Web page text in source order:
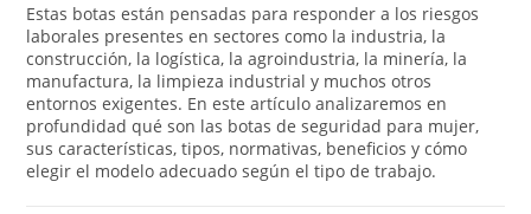
Estas botas están pensadas para responder a los riesgos
laborales presentes en sectores como la industria, la
construcción, la logística, la agroindustria, la minería, la
manufactura, la limpieza industrial y muchos otros
entornos exigentes. En este artículo analizaremos en
profundidad qué son las botas de seguridad para mujer,
sus características, tipos, normativas, beneficios y cómo
elegir el modelo adecuado según el tipo de trabajo.